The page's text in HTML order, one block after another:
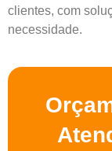
clientes, com
necessidade.